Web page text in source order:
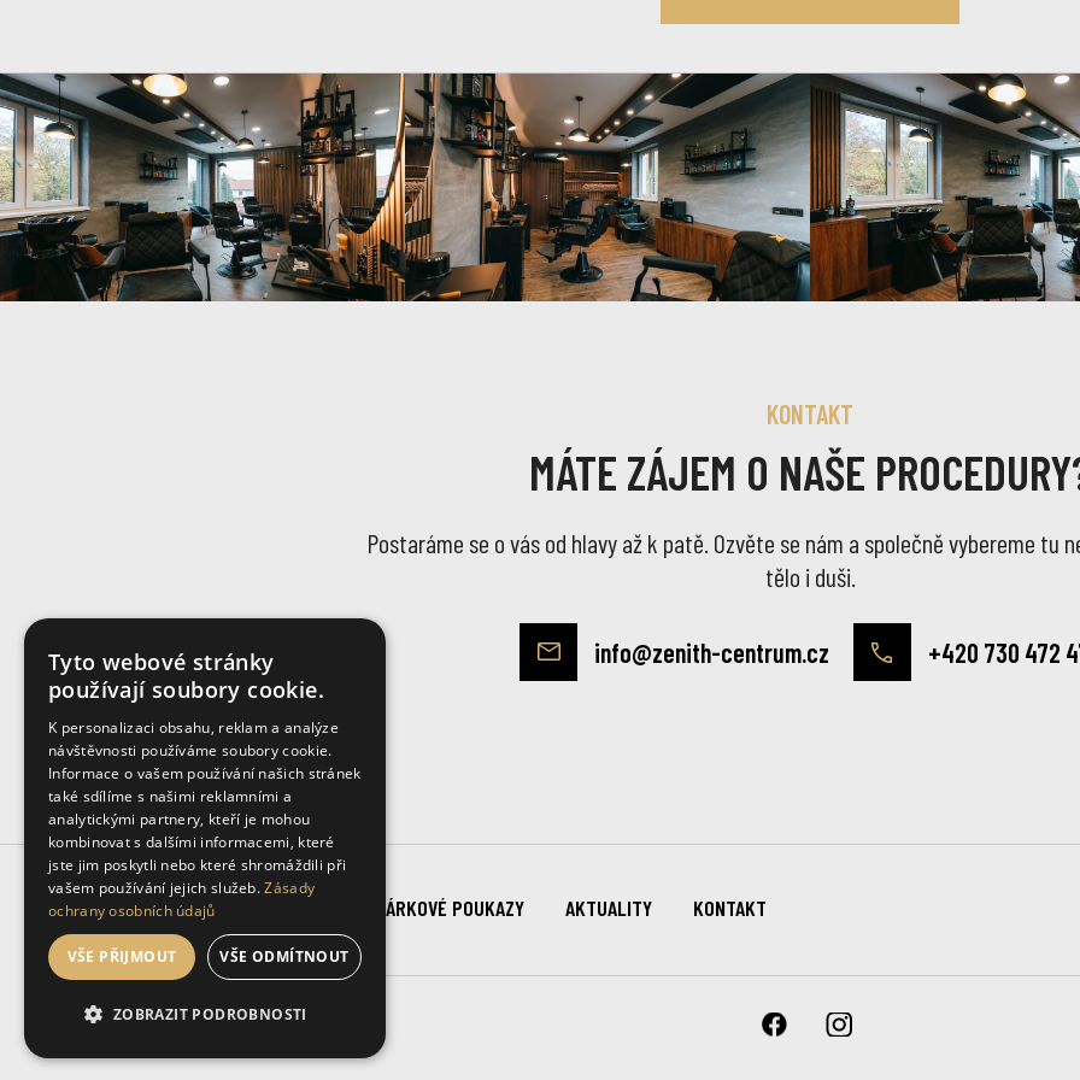
KONTAKT
MÁTE ZÁJEM O NAŠE
Postaráme se o vás od hlavy až k patě. Ozvěte se nám a společně vybereme tu
tělo i duši.
info@zenith-centrum.cz +420 730 472
SLUŽBY CENÍK DÁRKOVÉ POUKAZY AKTUALITY KONTAKT
Tyto webové stránky
používají soubory cookie.
K personalizaci obsahu, reklam a analýze
návštěvnosti používáme soubory cookie.
Informace o vašem používání našich stránek
také sdílíme s našimi reklamními a
analytickými partnery, kteří je mohou
kombinovat s dalšími informacemi, které
jste jim poskytli nebo které shromáždili při
vašem používání jejich služeb.Zásady
ochrany osobních údajů
VŠE PŘIJMOUT VŠE ODMÍTNOUT
ZOBRAZIT PODROBNOSTI
NEZBYTNĚ NUTNÉ SOUBORY